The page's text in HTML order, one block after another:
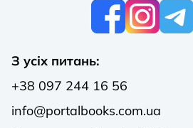
З усіх питань:
+38 097 244 16 56
info@portalbooks.com.ua